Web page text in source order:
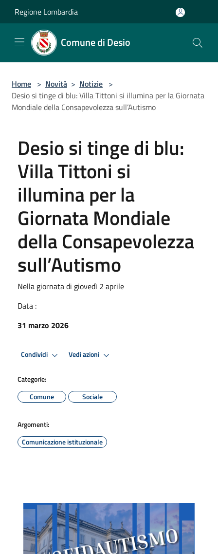
Regione Lombardia
Comune di Desio
Home > Novità > Notizie >
Desio si tinge di blu: Villa Tittoni si illumina per la Giornata
Mondiale della Consapevolezza sull’Autismo
Desio si tinge di blu:
Villa Tittoni si
illumina per la
Giornata Mondiale
della Consapevolezza
sull’Autismo
Nella giornata di giovedì 2 aprile
Data :
31 marzo 2026
Condividi Vedi azioni
Categorie:
Comune
Sociale
Argomenti:
Comunicazione istituzionale